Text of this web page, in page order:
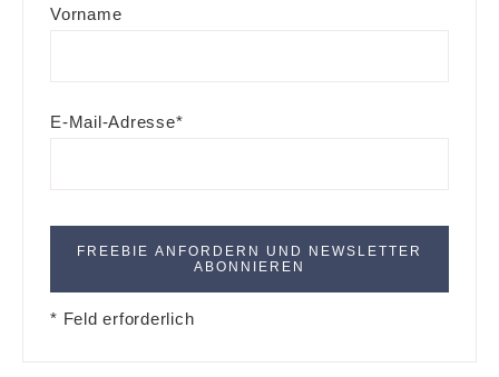
Vorname
E-Mail-Adresse*
* Feld erforderlich